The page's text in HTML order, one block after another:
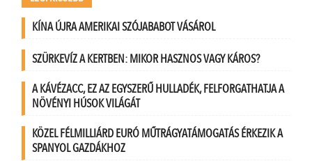
KÍNA ÚJRA AMERIKAI SZÓJABABOT VÁSÁROL
SZÜRKEVÍZ A KERTBEN: MIKOR HASZNOS VAGY KÁROS?
A KÁVÉZACC, EZ AZ EGYSZERŰ HULLADÉK, FELFORGATHATJA A
NÖVÉNYI HÚSOK VILÁGÁT
KÖZEL FÉLMILLIÁRD EURÓ MŰTRÁGYATÁMOGATÁS ÉRKEZIK A
SPANYOL GAZDÁKHOZ